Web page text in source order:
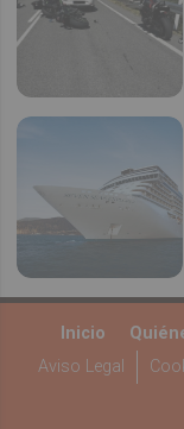
Inicio
Aviso Legal